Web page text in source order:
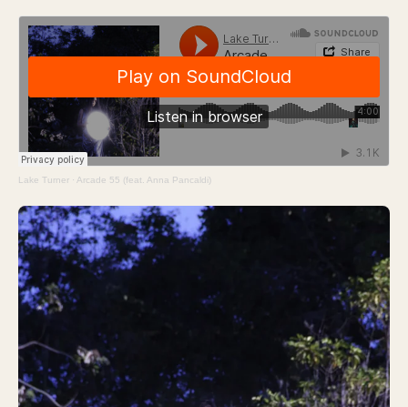
Lake Turner · Arcade 55 (feat. Anna Pancaldi)